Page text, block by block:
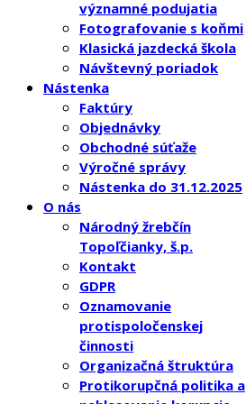
významné podujatia
Fotografovanie s koňmi
Klasická jazdecká škola
Návštevný poriadok
Nástenka
Faktúry
Objednávky
Obchodné súťaže
Výročné správy
Nástenka do 31.12.2025
O nás
Národný žrebčín
Topoľčianky, š.p.
Kontakt
GDPR
Oznamovanie
protispoločenskej
činnosti
Organizačná štruktúra
Protikorupčná politika a